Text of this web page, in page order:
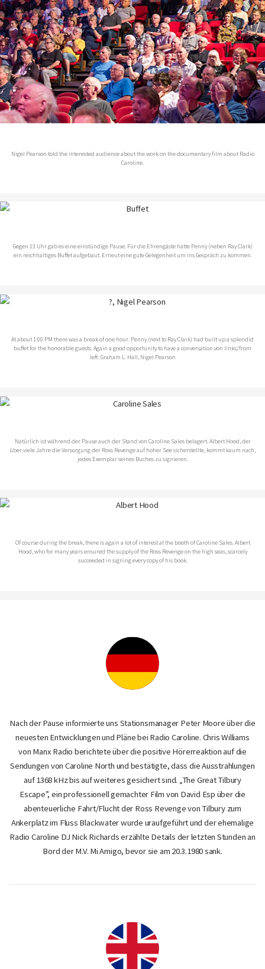
Nigel Pearson told the interested audience about the work on the documentary film about Radio
Caroline.
Gegen 13 Uhr gab es eine einstündige Pause. Für die Ehrengäste hatte Penny (neben Ray Clark)
ein reichhaltiges Buffet aufgebaut. Erneut eine gute Gelegenheit um ins Gespräch zu kommen.
At about 1:00 PM there was a break of one hour. Penny (next to Ray Clark) had built up a splendid
buffet for the honorable guests. Again a good opportunity to have a conversation.von links/from
left: Graham L. Hall, Nigel Pearson
Natürlich ist während der Pause auch der Stand von Caroline Sales belagert. Albert Hood, der
über viele Jahre die Versorgung der Ross Revenge auf hoher See sicherstellte, kommt kaum nach,
jedes Exemplar seines Buches zu signieren.
Of course during the break, there is again a lot of interest at the booth of Caroline Sales. Albert
Hood, who for many years ensured the supply of the Ross Revenge on the high seas, scarcely
succeeded in signing every copy of his book.
Nach der Pause informierte uns Stationsmanager Peter Moore über die
neuesten Entwicklungen und Pläne bei Radio Caroline. Chris Williams
von Manx Radio berichtete über die positive Hörerreaktion auf die
Sendungen von Caroline North und bestätigte, dass die Ausstrahlungen
auf 1368 kHz bis auf weiteres gesichert sind. „The Great Tilbury
Escape”, ein professionell gemachter Film von David Esp über die
abenteuerliche Fahrt/Flucht der Ross Revenge von Tilbury zum
Ankerplatz im Fluss Blackwater wurde uraufgeführt und der ehemalige
Radio Caroline DJ Nick Richards erzählte Details der letzten Stunden an
Bord der M.V. Mi Amigo, bevor sie am 20.3.1980 sank.